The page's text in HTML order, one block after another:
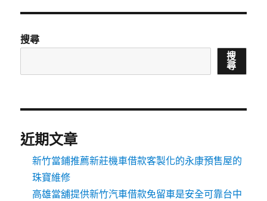
搜尋
搜
尋
近期文章
新竹當鋪推薦新莊機車借款客製化的永康預售屋的
珠寶維修
高雄當舖提供新竹汽車借款免留車是安全可靠台中